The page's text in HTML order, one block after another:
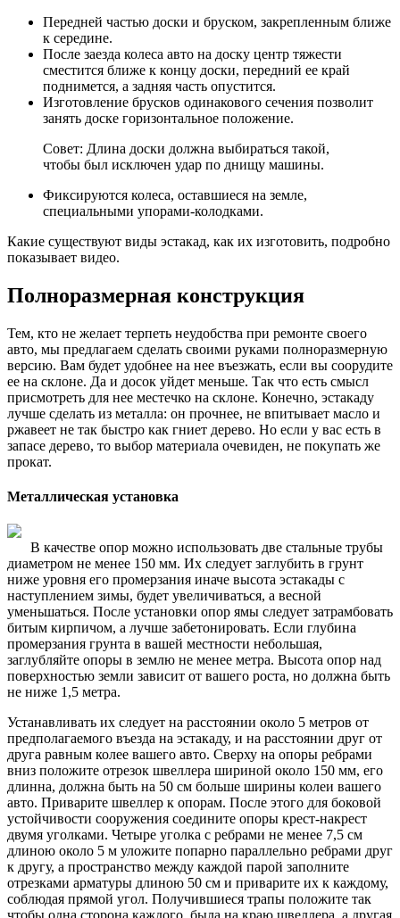
Передней частью доски и бруском, закрепленным ближе
к середине.
После заезда колеса авто на доску центр тяжести
сместится ближе к концу доски, передний ее край
поднимется, а задняя часть опустится.
Изготовление брусков одинакового сечения позволит
занять доске горизонтальное положение.
Совет: Длина доски должна выбираться такой,
чтобы был исключен удар по днищу машины.
Фиксируются колеса, оставшиеся на земле,
специальными упорами-колодками.
Какие существуют виды эстакад, как их изготовить, подробно
показывает видео.
Полноразмерная конструкция
Тем, кто не желает терпеть неудобства при ремонте своего
авто, мы предлагаем сделать своими руками полноразмерную
версию. Вам будет удобнее на нее въезжать, если вы соорудите
ее на склоне. Да и досок уйдет меньше. Так что есть смысл
присмотреть для нее местечко на склоне. Конечно, эстакаду
лучше сделать из металла: он прочнее, не впитывает масло и
ржавеет не так быстро как гниет дерево. Но если у вас есть в
запасе дерево, то выбор материала очевиден, не покупать же
прокат.
Металлическая установка
В качестве опор можно использовать две стальные трубы
диаметром не менее 150 мм. Их следует заглубить в грунт
ниже уровня его промерзания иначе высота эстакады с
наступлением зимы, будет увеличиваться, а весной
уменьшаться. После установки опор ямы следует затрамбовать
битым кирпичом, а лучше забетонировать. Если глубина
промерзания грунта в вашей местности небольшая,
заглубляйте опоры в землю не менее метра. Высота опор над
поверхностью земли зависит от вашего роста, но должна быть
не ниже 1,5 метра.
Устанавливать их следует на расстоянии около 5 метров от
предполагаемого въезда на эстакаду, и на расстоянии друг от
друга равным колее вашего авто. Сверху на опоры ребрами
вниз положите отрезок швеллера шириной около 150 мм, его
длинна, должна быть на 50 см больше ширины колеи вашего
авто. Приварите швеллер к опорам. После этого для боковой
устойчивости сооружения соедините опоры крест-накрест
двумя уголками. Четыре уголка с ребрами не менее 7,5 см
длиною около 5 м уложите попарно параллельно ребрами друг
к другу, а пространство между каждой парой заполните
отрезками арматуры длиною 50 см и приварите их к каждому,
соблюдая прямой угол. Получившиеся трапы положите так